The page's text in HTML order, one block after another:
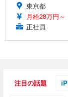
東京都
月給28万円～
正社員
注目の話題